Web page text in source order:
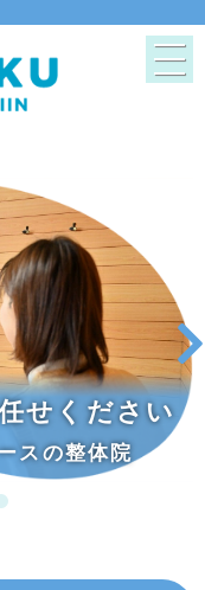
せください
スの整体院